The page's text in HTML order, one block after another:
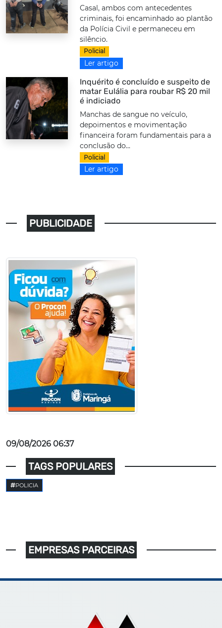
Casal, ambos com antecedentes
criminais, foi encaminhado ao plantão
da Polícia Civil e permaneceu em
silêncio.
Policial
Ler artigo
Inquérito é concluído e suspeito de
matar Eulália para roubar R$ 20 mil
é indiciado
Manchas de sangue no veículo,
depoimentos e movimentação
financeira foram fundamentais para a
conclusão do...
Policial
Ler artigo
PUBLICIDADE
09/08/2026 06:37
TAGS POPULARES
POLICIA
EMPRESAS PARCEIRAS